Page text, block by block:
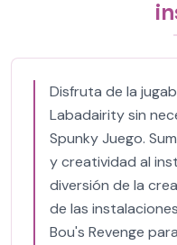
Disfruta de la
Labadairity sin
Spunky Juego.
y creatividad al
diversión de la
de las
Bou's Revenge